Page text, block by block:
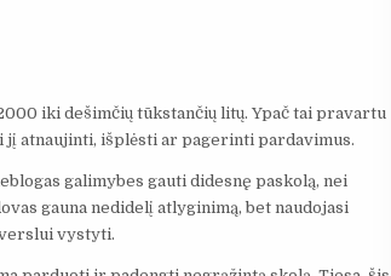
iki dešimčių tūkstančių litų. Ypač tai pravartu
atnaujinti, išplėsti ar pagerinti pardavimus.
galimybes gauti didesnę paskolą, nei
gauna nedidelį atlyginimą, bet naudojasi
vystyti.